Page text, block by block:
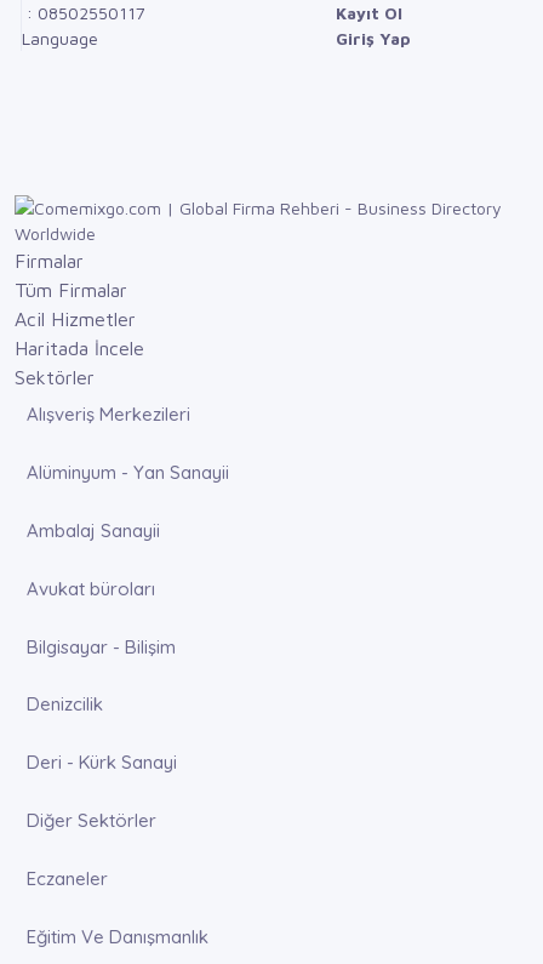
: 08502550117
Language
Kayıt Ol
Giriş Yap
Firmalar
Tüm Firmalar
Acil Hizmetler
Haritada İncele
Sektörler
Alışveriş Merkezileri
Alüminyum - Yan Sanayii
Ambalaj Sanayii
Avukat büroları
Bilgisayar - Bilişim
Denizcilik
Deri - Kürk Sanayi
Diğer Sektörler
Eczaneler
Eğitim Ve Danışmanlık